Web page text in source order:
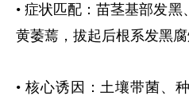
• 症状匹配：苗茎基部发
黄萎蔫，拔起后根系发黑腐
• 核心诱因：土壤带菌、